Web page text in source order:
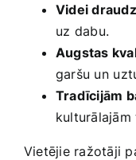
Videi
⁢uz dabu.
Augstas
garšu un
Tradīcijām
Vietējie ‍ražotāji